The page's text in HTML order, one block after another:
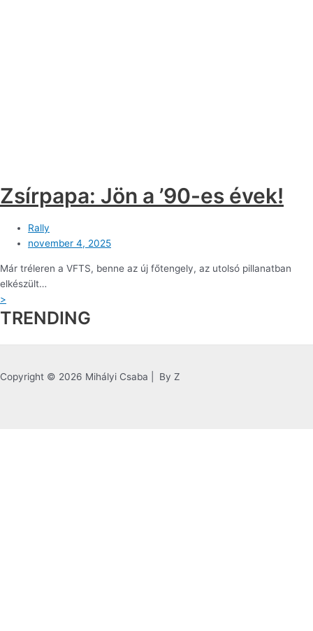
Zsírpapa: Jön a ’90-es évek!
Rally
november 4, 2025
Már tréleren a VFTS, benne az új főtengely, az utolsó pillanatban
elkészült…
>
TRENDING
Copyright © 2026 Mihályi Csaba | By Z